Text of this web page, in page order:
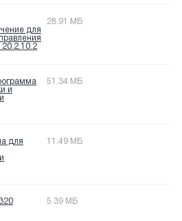
для
20.2.10.2
28.91 МБ
и
51.34 МБ
для
11.49 МБ
5.39 МБ